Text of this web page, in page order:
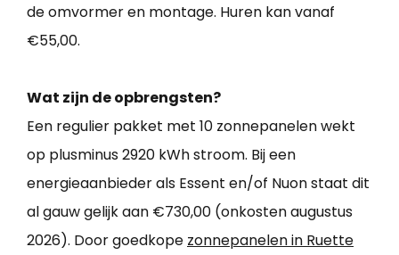
de omvormer en montage. Huren kan vanaf
€55,00.
Wat zijn de opbrengsten?
Een regulier pakket met 10 zonnepanelen wekt
op plusminus 2920 kWh stroom. Bij een
energieaanbieder als Essent en/of Nuon staat dit
al gauw gelijk aan €730,00 (onkosten augustus
2026). Door goedkope zonnepanelen in Ruette